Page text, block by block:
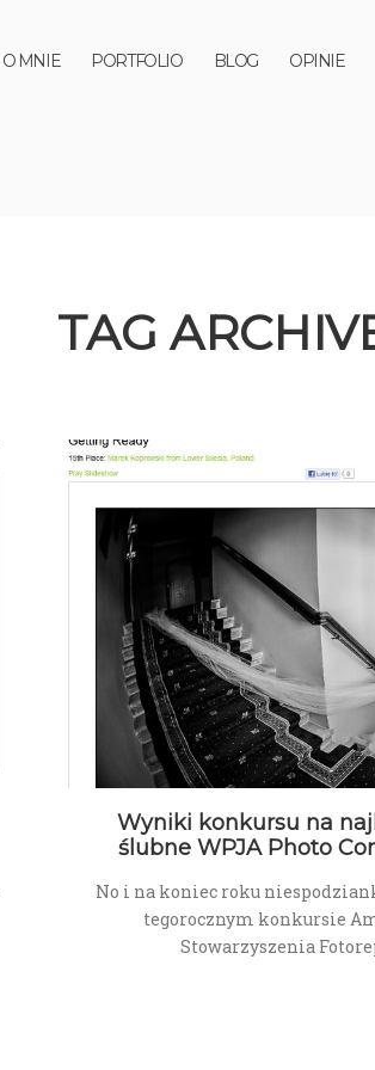
O MNIE PORTFOLIO BLOG OPINIE
TAG
Wyniki konkursu na
ślubne WPJA Photo
No i na koniec roku
tegorocznym konkursie
Stowarzyszenia